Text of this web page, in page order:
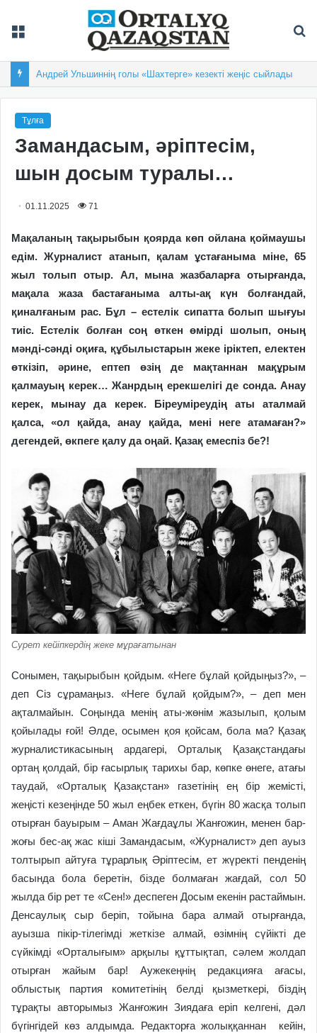
Андрей Ульшиннің голы «Шахтерге» кезекті жеңіс сыйлады
Тұлға
Замандасым, әріптесім,
шын досым туралы…
01.11.2025 71
Мақаланың тақырыбын қоярда көп ойлана қоймаушы
едім. Журналист атанып, қалам ұстағаныма міне, 65
жыл толып отыр. Ал, мына жазбаларға отырғанда,
мақала жаза бастағаныма алты-ақ күн болғандай,
қиналғаным рас. Бұл – естелік сипатта болып шығуы
тиіс. Естелік болған соң өткен өмірді шолып, оның
мәнді-сәнді оқиға, құбылыстарын жеке іріктеп, електен
өткізіп, әрине, ептеп өзің де мақтаннан мақұрым
қалмауың керек… Жанрдың ерекшелігі де сонда. Анау
керек, мынау да керек. Біреуміреудің аты аталмай
қалса, «ол қайда, анау қайда, мені неге атамаған?»
дегендей, өкпеге қалу да оңай. Қазақ емеспіз бе?!
Сурет кейіпкердің жеке мұрағатынан
Сонымен, тақырыбын қойдым. «Неге бұлай қойдыңыз?», –
деп Сіз сұрамаңыз. «Неге бұлай қойдым?», – деп мен
ақталмайын. Соңында менің аты-жөнім жазылып, қолым
қойылады ғой! Әлде, осымен қоя қойсам, бола ма? Қазақ
журналистикасының ардагері, Орталық Қазақстандағы
ортаң қолдай, бір ғасырлық тарихы бар, көпке өнеге, атағы
таудай, «Орталық Қазақстан» газетінің ең бір жемісті,
жеңісті кезеңінде 50 жыл еңбек еткен, бүгін 80 жасқа толып
отырған бауырым – Аман Жағдаұлы Жанғожин, менен бар-
жоғы бес-ақ жас кіші Замандасым, «Журналист» деп ауыз
толтырып айтуға тұрарлық Әріптесім, ет жүректі пенденің
басында бола беретін, бізде болмаған жағдай, сол 50
жылда бір рет те «Сен!» деспеген Досым екенін растаймын.
Денсаулық сыр беріп, тойына бара алмай отырғанда,
ауызша пікір-тілегімді жеткізе алмай, өзімнің сүйікті де
сүйкімді «Орталығым» арқылы құттықтап, сәлем жолдап
отырған жайым бар! Аужекеңнің редакцияға ағасы,
облыстық партия комитетінің белді қызметкері, біздің
тұрақты авторымыз Жанғожин Зиядаға еріп келгені, дәл
бүгінгідей көз алдымда. Редакторға жолыққаннан кейін,